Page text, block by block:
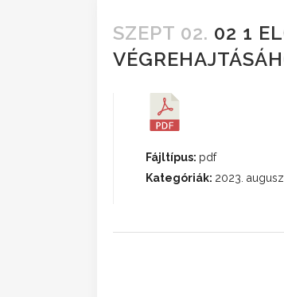
SZEPT 02. 02 1
Fájltípus: pdf
Kategóriák: 2023.